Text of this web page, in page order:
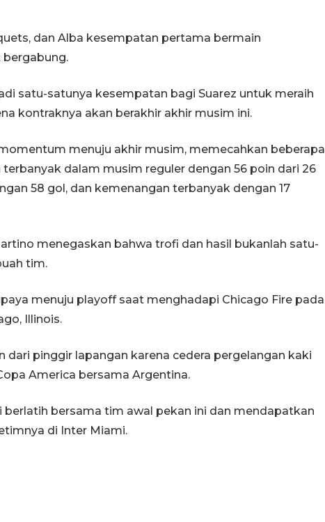
dan Alba kesempatan pertama bermain
satu-satunya kesempatan bagi Suarez untuk meraih
kontraknya akan berakhir akhir musim ini.
menuju akhir musim, memecahkan beberapa
dalam musim reguler dengan 56 poin dari 26
58 gol, dan kemenangan terbanyak dengan 17
menegaskan bahwa trofi dan hasil bukanlah satu-
tim.
menuju playoff saat menghadapi Chicago Fire pada
Illinois.
dari pinggir lapangan karena cedera pergelangan kaki
America bersama Argentina.
bersama tim awal pekan ini dan mendapatkan
di Inter Miami.